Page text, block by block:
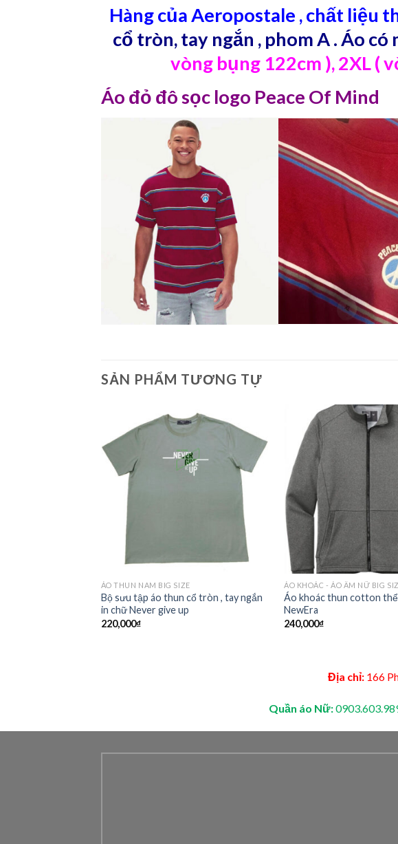
Hàng của Aeropostale , chất liệu
cổ tròn, tay ngắn , phom A . Áo
vòng bụng 122cm ), 2XL (
Áo đỏ đô sọc logo Peace Of Mind
SẢN PHẨM TƯƠNG TỰ
Add to
Wishlist
ÁO THUN NAM BIG SIZE
Bộ sưu tập áo thun cổ tròn , tay ngắn
in chữ Never give up
220,000₫
ÁO KHOÁC - ÁO ẤM NỮ BIG
Áo khoác thun cotton
NewEra
240,000₫
Địa chỉ: 166
Quần áo Nữ: